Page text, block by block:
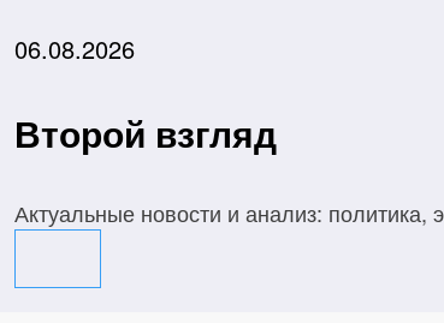
06.08.2026
Второй взгляд
Актуальные новости и анализ: политика,